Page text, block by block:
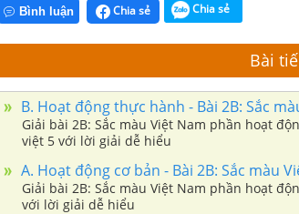
Bình luận Chia sẻ Chia sẻ
Bài
B. Hoạt động thực hành - Bài 2B: Sắc
Giải bài 2B: Sắc màu Việt Nam phần hoạt
việt 5 với lời giải dễ hiểu
A. Hoạt động cơ bản - Bài 2B: Sắc màu
Giải bài 2B: Sắc màu Việt Nam phần hoạt
với lời giải dễ hiểu